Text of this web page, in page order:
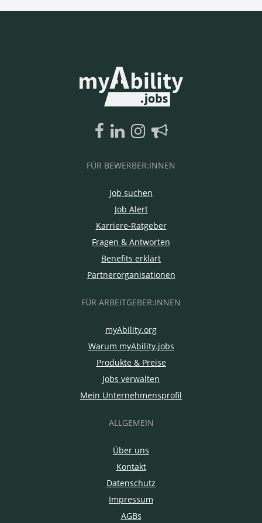
FÜR BEWERBER:INNEN
Job suchen
Job Alert
Karriere-Ratgeber
Fragen & Antworten
Benefits erklärt
Partnerorganisationen
FÜR ARBEITGEBER:INNEN
myAbility.org
Warum myAbility.jobs
Produkte & Preise
Jobs verwalten
Mein Unternehmensprofil
ALLGEMEIN
Über uns
Kontakt
Datenschutz
Impressum
AGBs